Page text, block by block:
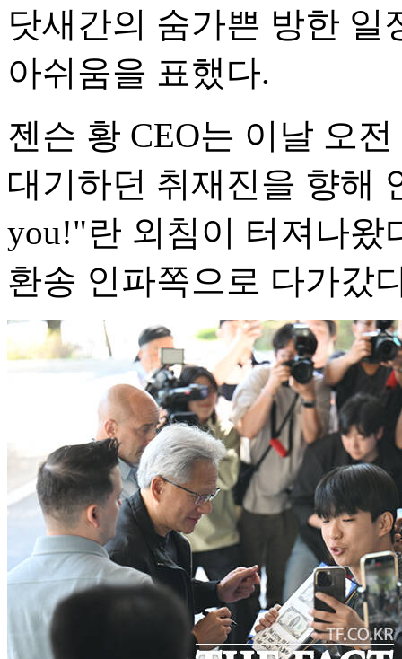
닷새간의 숨가쁜 방한
아쉬움을 표했다.
젠슨 황 CEO는 이날 오
대기하던 취재진을 향해
you!"란 외침이 터져나왔
환송 인파쪽으로 다가갔